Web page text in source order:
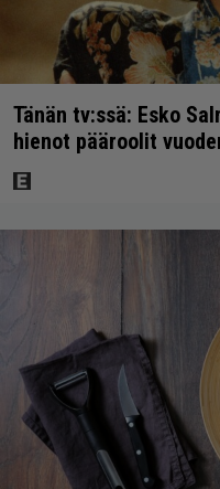
Tänän tv:ssä: Esko
hienot pääroolit